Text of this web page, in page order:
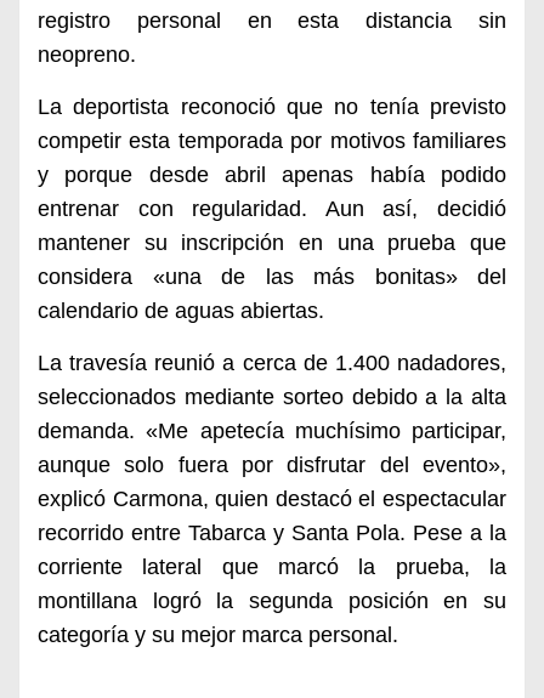
registro personal en esta distancia sin
neopreno.
La deportista reconoció que no tenía previsto
competir esta temporada por motivos familiares
y porque desde abril apenas había podido
entrenar con regularidad. Aun así, decidió
mantener su inscripción en una prueba que
considera «una de las más bonitas» del
calendario de aguas abiertas.
La travesía reunió a cerca de 1.400 nadadores,
seleccionados mediante sorteo debido a la alta
demanda. «Me apetecía muchísimo participar,
aunque solo fuera por disfrutar del evento»,
explicó Carmona, quien destacó el espectacular
recorrido entre Tabarca y Santa Pola. Pese a la
corriente lateral que marcó la prueba, la
montillana logró la segunda posición en su
categoría y su mejor marca personal.